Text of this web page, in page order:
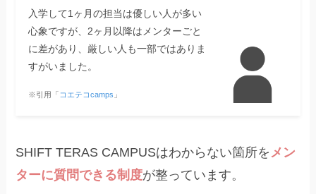
入学して1ヶ月の担当は優しい人が多い
心象ですが、2ヶ月以降はメンターごと
に差があり、厳しい人も一部ではありま
すがいました。
※引用「 コエテコcamps 」
SHIFT TERAS CAMPUSはわからない箇所を メン
ターに質問できる制度が整っています。